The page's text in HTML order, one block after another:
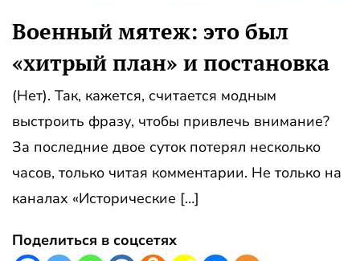
Военный мятеж: это был
«хитрый план» и постановка
(Нет). Так, кажется, считается модным
выстроить фразу, чтобы привлечь внимание?
За последние двое суток потерял несколько
часов, только читая комментарии. Не только на
каналах «Исторические […]
Поделиться в соцсетях